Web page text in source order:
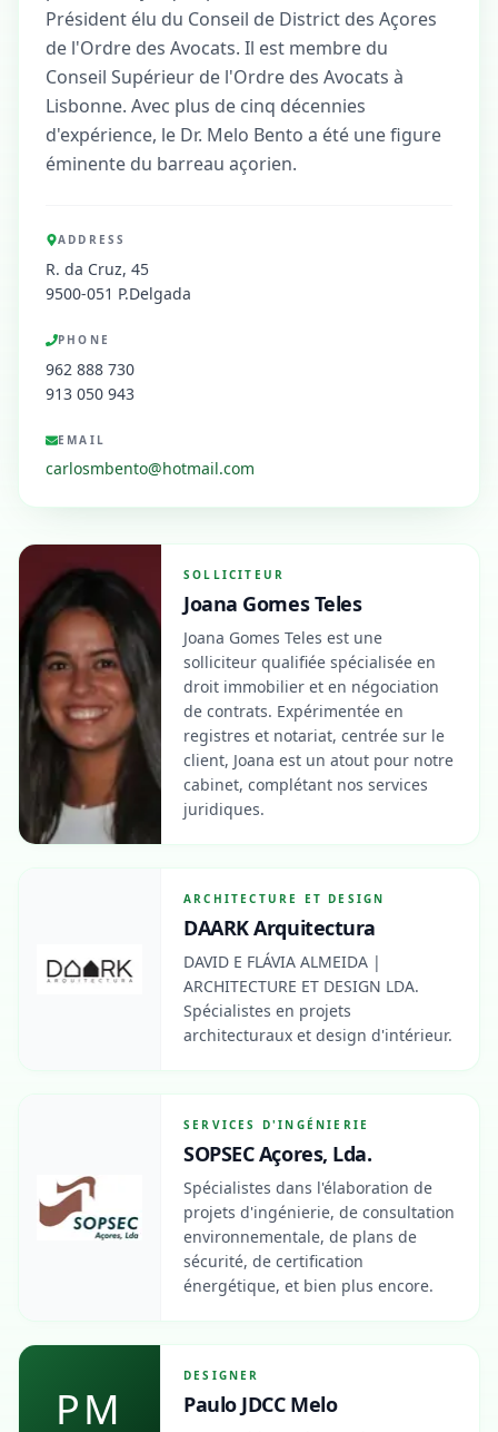
Président élu du Conseil de District des Açores
de l'Ordre des Avocats. Il est membre du
Conseil Supérieur de l'Ordre des Avocats à
Lisbonne. Avec plus de cinq décennies
d'expérience, le Dr. Melo Bento a été une figure
éminente du barreau açorien.
ADDRESS
R. da Cruz, 45
9500-051 P.Delgada
PHONE
962 888 730
913 050 943
EMAIL
carlosmbento@hotmail.com
SOLLICITEUR
Joana Gomes Teles
Joana Gomes Teles est une
solliciteur qualifiée spécialisée en
droit immobilier et en négociation
de contrats. Expérimentée en
registres et notariat, centrée sur le
client, Joana est un atout pour notre
cabinet, complétant nos services
juridiques.
ARCHITECTURE ET DESIGN
DAARK Arquitectura
DAVID E FLÁVIA ALMEIDA |
ARCHITECTURE ET DESIGN LDA.
Spécialistes en projets
architecturaux et design d'intérieur.
SERVICES D'INGÉNIERIE
SOPSEC Açores, Lda.
Spécialistes dans l'élaboration de
projets d'ingénierie, de consultation
environnementale, de plans de
sécurité, de certification
énergétique, et bien plus encore.
PM
DESIGNER
Paulo JDCC Melo